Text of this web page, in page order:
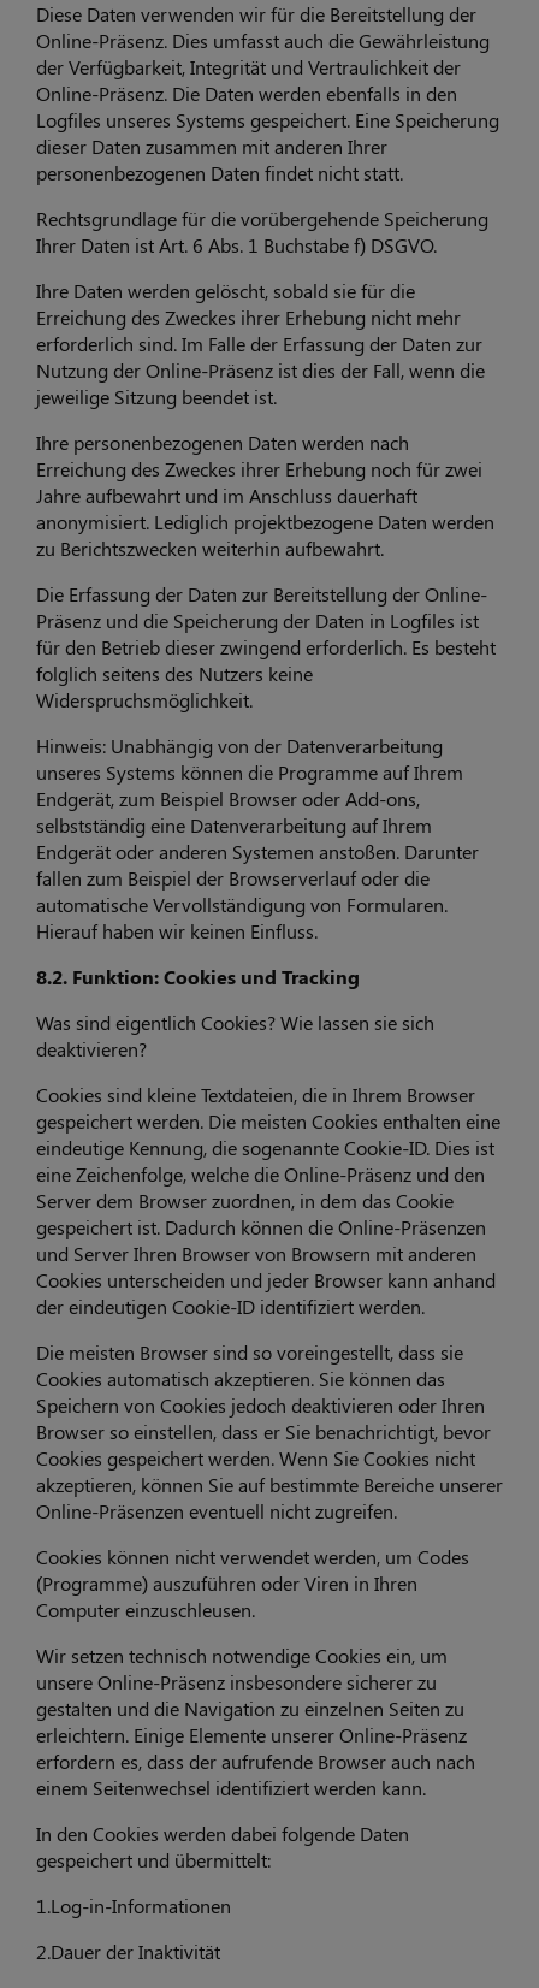
Diese Daten verwenden wir für die Bereitstellung der
Online-Präsenz. Dies umfasst auch die Gewährleistung
der Verfügbarkeit, Integrität und Vertraulichkeit der
Online-Präsenz. Die Daten werden ebenfalls in den
Logfiles unseres Systems gespeichert. Eine Speicherung
dieser Daten zusammen mit anderen Ihrer
personenbezogenen Daten findet nicht statt.
Rechtsgrundlage für die vorübergehende Speicherung
Ihrer Daten ist Art. 6 Abs. 1 Buchstabe f) DSGVO.
Ihre Daten werden gelöscht, sobald sie für die
Erreichung des Zweckes ihrer Erhebung nicht mehr
erforderlich sind. Im Falle der Erfassung der Daten zur
Nutzung der Online-Präsenz ist dies der Fall, wenn die
jeweilige Sitzung beendet ist.
Ihre personenbezogenen Daten werden nach
Erreichung des Zweckes ihrer Erhebung noch für zwei
Jahre aufbewahrt und im Anschluss dauerhaft
anonymisiert. Lediglich projektbezogene Daten werden
zu Berichtszwecken weiterhin aufbewahrt.
Die Erfassung der Daten zur Bereitstellung der Online-
Präsenz und die Speicherung der Daten in Logfiles ist
für den Betrieb dieser zwingend erforderlich. Es besteht
folglich seitens des Nutzers keine
Widerspruchsmöglichkeit.
Hinweis: Unabhängig von der Datenverarbeitung
unseres Systems können die Programme auf Ihrem
Endgerät, zum Beispiel Browser oder Add-ons,
selbstständig eine Datenverarbeitung auf Ihrem
Endgerät oder anderen Systemen anstoßen. Darunter
fallen zum Beispiel der Browserverlauf oder die
automatische Vervollständigung von Formularen.
Hierauf haben wir keinen Einfluss.
8.2. Funktion: Cookies und Tracking
Was sind eigentlich Cookies? Wie lassen sie sich
deaktivieren?
Cookies sind kleine Textdateien, die in Ihrem Browser
gespeichert werden. Die meisten Cookies enthalten eine
eindeutige Kennung, die sogenannte Cookie-ID. Dies ist
eine Zeichenfolge, welche die Online-Präsenz und den
Server dem Browser zuordnen, in dem das Cookie
gespeichert ist. Dadurch können die Online-Präsenzen
und Server Ihren Browser von Browsern mit anderen
Cookies unterscheiden und jeder Browser kann anhand
der eindeutigen Cookie-ID identifiziert werden.
Die meisten Browser sind so voreingestellt, dass sie
Cookies automatisch akzeptieren. Sie können das
Speichern von Cookies jedoch deaktivieren oder Ihren
Browser so einstellen, dass er Sie benachrichtigt, bevor
Cookies gespeichert werden. Wenn Sie Cookies nicht
akzeptieren, können Sie auf bestimmte Bereiche unserer
Online-Präsenzen eventuell nicht zugreifen.
Cookies können nicht verwendet werden, um Codes
(Programme) auszuführen oder Viren in Ihren
Computer einzuschleusen.
Wir setzen technisch notwendige Cookies ein, um
unsere Online-Präsenz insbesondere sicherer zu
gestalten und die Navigation zu einzelnen Seiten zu
erleichtern. Einige Elemente unserer Online-Präsenz
erfordern es, dass der aufrufende Browser auch nach
einem Seitenwechsel identifiziert werden kann.
In den Cookies werden dabei folgende Daten
gespeichert und übermittelt:
1.Log-in-Informationen
2.Dauer der Inaktivität